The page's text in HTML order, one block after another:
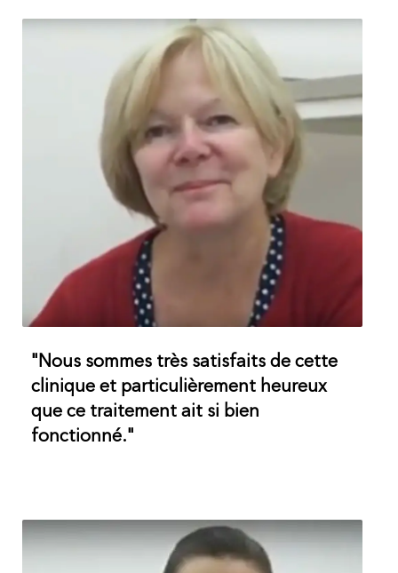
"Nous sommes très satisfaits de cette
clinique et particulièrement heureux
que ce traitement ait si bien
fonctionné."